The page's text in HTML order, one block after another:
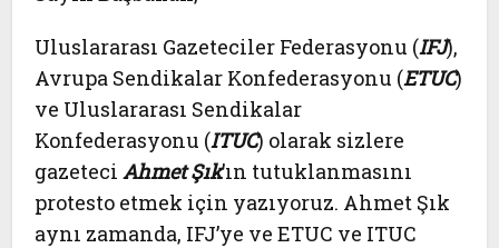
Uluslararası Gazeteciler Federasyonu (IFJ),
Avrupa Sendikalar Konfederasyonu (ETUC)
ve Uluslararası Sendikalar
Konfederasyonu (ITUC) olarak sizlere
gazeteciAhmet Şık’ın tutuklanmasını
protesto etmek için yazıyoruz. Ahmet Şık
aynı zamanda, IFJ’ye ve ETUC ve ITUC